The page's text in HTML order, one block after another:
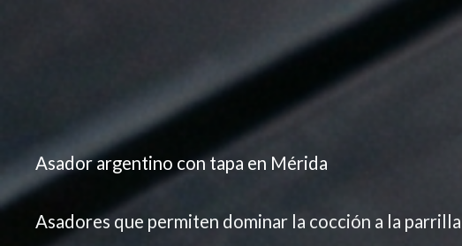
Asador argentino con tapa en Mérida
Asadores que permiten dominar la cocción a la